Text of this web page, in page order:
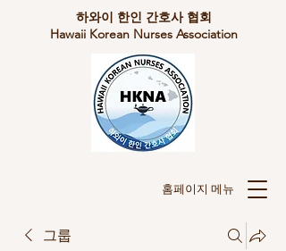
​홈페이지 메뉴
​하와이 한인 간호사 협회
Hawaii Korean Nurses Association
그룹